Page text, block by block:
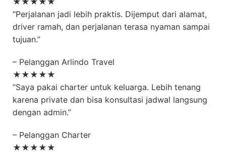
“Perjalanan jadi lebih praktis. Dijemput dari alamat,
driver ramah, dan perjalanan terasa nyaman sampai
tujuan.”
– Pelanggan Arlindo Travel
★★★★★
“Saya pakai charter untuk keluarga. Lebih tenang
karena private dan bisa konsultasi jadwal langsung
dengan admin.”
– Pelanggan Charter
★★★★★